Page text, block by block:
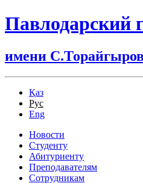
Павлодарский
имени
Қаз
Рус
Eng
Новости
Студенту
Абитуриенту
Преподавателям
Сотрудникам